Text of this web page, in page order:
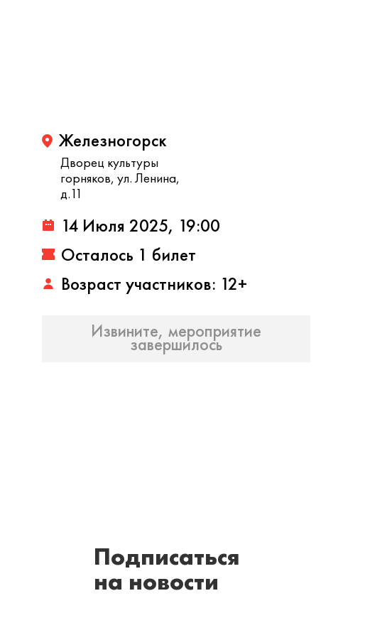
Железногорск
Дворец культуры
горняков, ул. Ленина,
д.11
14 Июля 2025, 19:00
Осталось 1 билет
Возраст участников: 12+
Извините, мероприятие
завершилось
Подписаться
на новости